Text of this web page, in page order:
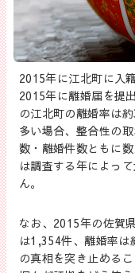
2015年に江北町に入
2015年に離婚届を提
の江北町の離婚率は
多い場合、整合性の
数・離婚件数ともに
は調査する年によっ
ん。
なお、2015年の佐賀
は1,354件、離婚率は
の真相を突き止める